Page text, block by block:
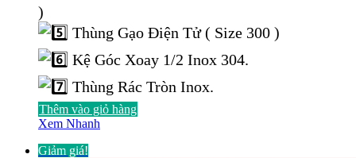
)
Thùng Gạo Điện Tử ( Size 300 )
Kệ Góc Xoay 1/2 Inox 304.
Thùng Rác Tròn Inox.
Thêm vào giỏ hàng
Xem Nhanh
Giảm giá!